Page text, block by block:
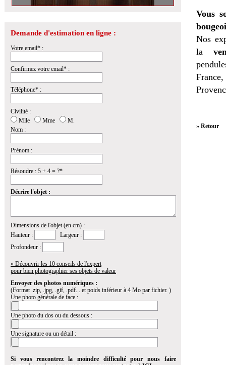
Demande d'estimation en ligne :
Votre email* :
Confirmez votre email* :
Téléphone* :
Civilité :
Mlle
Mme
M.
Nom :
Prénom :
Résoudre : 5 + 4 = ?*
Décrire l'objet :
Dimensions de l'objet (en cm) :
Hauteur :
Largeur :
Profondeur :
» Découvrir les 10 conseils de l'expert
pour bien photographier ses objets de valeur
Envoyer des photos numériques :
(Format .zip, .jpg, .gif, .pdf... et poids inférieur à 4 Mo par fichier. )
Une photo générale de face :
Une photo du dos ou du dessous :
Une signature ou un détail :
Si vous rencontrez la moindre difficulté pour nous faire
Vous
Nos
la
» Retour